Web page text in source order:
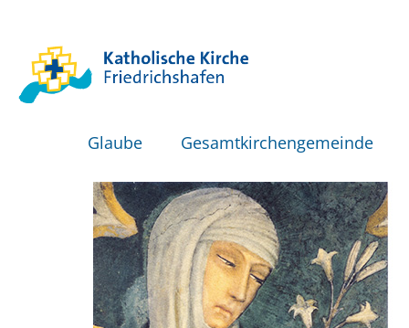
Glaube Gesamtkirchengemeinde